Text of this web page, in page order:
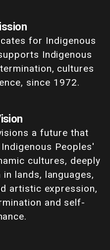
for Indigenous
Indigenous
cultures
since 1972.
a future that
Peoples'
cultures, deeply
lands, languages,
artistic expression,
and self-